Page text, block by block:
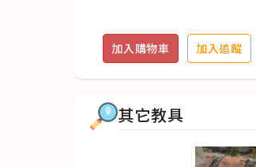
加入購物車 加入追蹤
其它教具